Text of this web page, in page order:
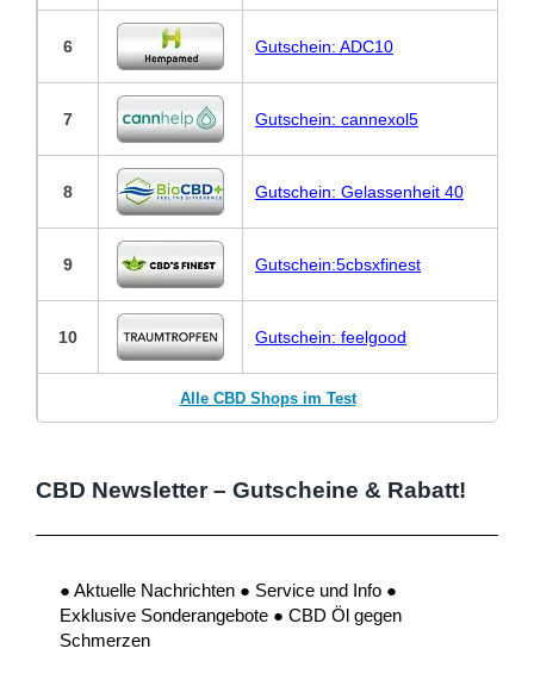
6 Gutschein: ADC10
7 Gutschein: cannexol5
8 Gutschein: Gelassenheit 40
9 Gutschein:5cbsxfinest
10 Gutschein: feelgood
Alle CBD Shops im Test
CBD Newsletter – Gutscheine & Rabatt!
● Aktuelle Nachrichten ● Service und Info ●
Exklusive Sonderangebote ● CBD Öl gegen
Schmerzen